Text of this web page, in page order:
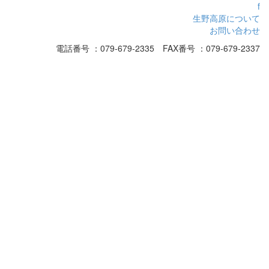
f
生野高原について
お問い合わせ
電話番号 ：079-679-2335 FAX番号 ：079-679-2337